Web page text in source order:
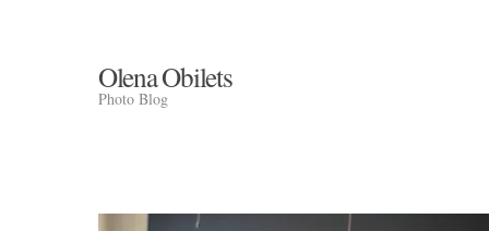
Olena Obilets
Photo Blog